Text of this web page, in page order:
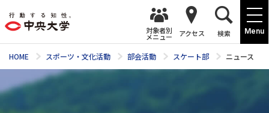
Menu
対象者別
メニュー アクセス 検索
HOME スポーツ・文化活動 部会活動 スケート部 ニュース